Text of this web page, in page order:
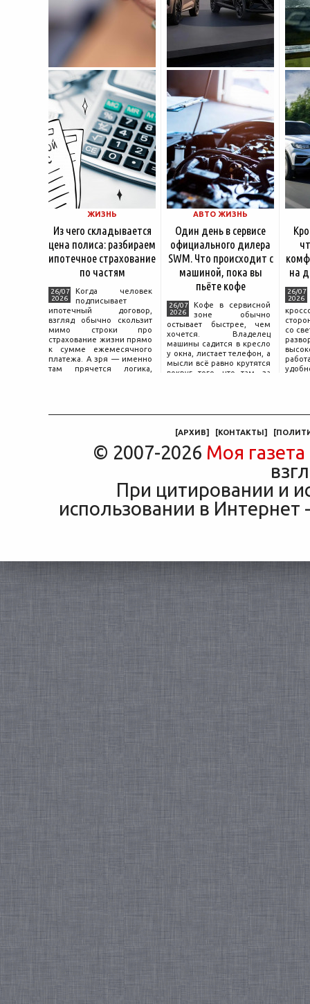
ЖИЗНЬ
Из чего складывается
цена полиса: разбираем
ипотечное страхование
по частям
26/07
2026
Когда человек
подписывает
ипотечный договор,
взгляд обычно скользит
мимо строки про
страхование жизни прямо
к сумме ежемесячного
платежа. А зря — именно
там прячется логика,
АВТО ЖИЗНЬ
Один день в сервисе
официального дилера
SWM. Что происходит с
машиной, пока вы
пьёте кофе
26/07
2026
Кофе в сервисной
зоне обычно
остывает быстрее, чем
хочется. Владелец
машины садится в кресло
у окна, листает телефон, а
мысли всё равно крутятся
вокруг того, что там, за
на
26/07
2026
со
[АРХИВ] [КОНТАКТЫ] [
© 2007-2026 Моя газета
При цитировании и
использовании в Интернет